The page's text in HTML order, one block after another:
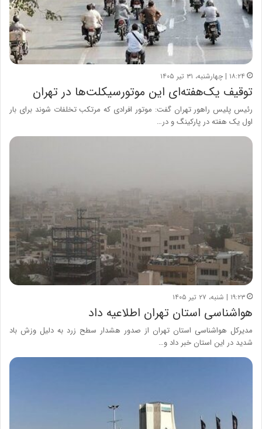
۱۸:۲۴ | چهارشنبه، ۳۱ تیر ۱۴۰۵
توقیف یک‌هفته‌ای این موتورسیکلت‌ها در تهران
رئیس پلیس راهور تهران گفت: موتور افرادی که مرتکب تخلفات شوند برای بار
اول یک هفته در پارکینگ و در…
۱۹:۲۳ | شنبه، ۲۷ تیر ۱۴۰۵
هواشناسی استان تهران اطلاعیه داد
مدیرکل هواشناسی استان تهران از صدور هشدار سطح زرد به دلیل وزش باد
شدید در این استان خبر داد و…